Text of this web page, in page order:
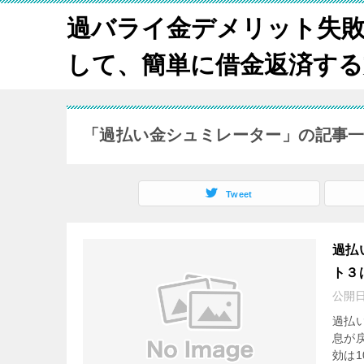
過バライ金デメリット失
して、簡単に借金返済す
「過払い金シュミレーター」の記事
Tweet
過払
ト
公開
過払
息が
効は